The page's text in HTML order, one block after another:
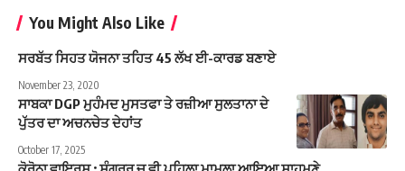
You Might Also Like
ਸਰਬੱਤ ਸਿਹਤ ਯੋਜਨਾ ਤਹਿਤ 45 ਲੱਖ ਈ-ਕਾਰਡ ਬਣਾਏ
November 23, 2020
ਸਾਬਕਾ DGP ਮੁਹੰਮਦ ਮੁਸਤਫਾ ਤੇ ਰਜ਼ੀਆ ਸੁਲਤਾਨਾ ਦੇ
ਪੁੱਤਰ ਦਾ ਅਚਨਚੇਤ ਦੇਹਾਂਤ
October 17, 2025